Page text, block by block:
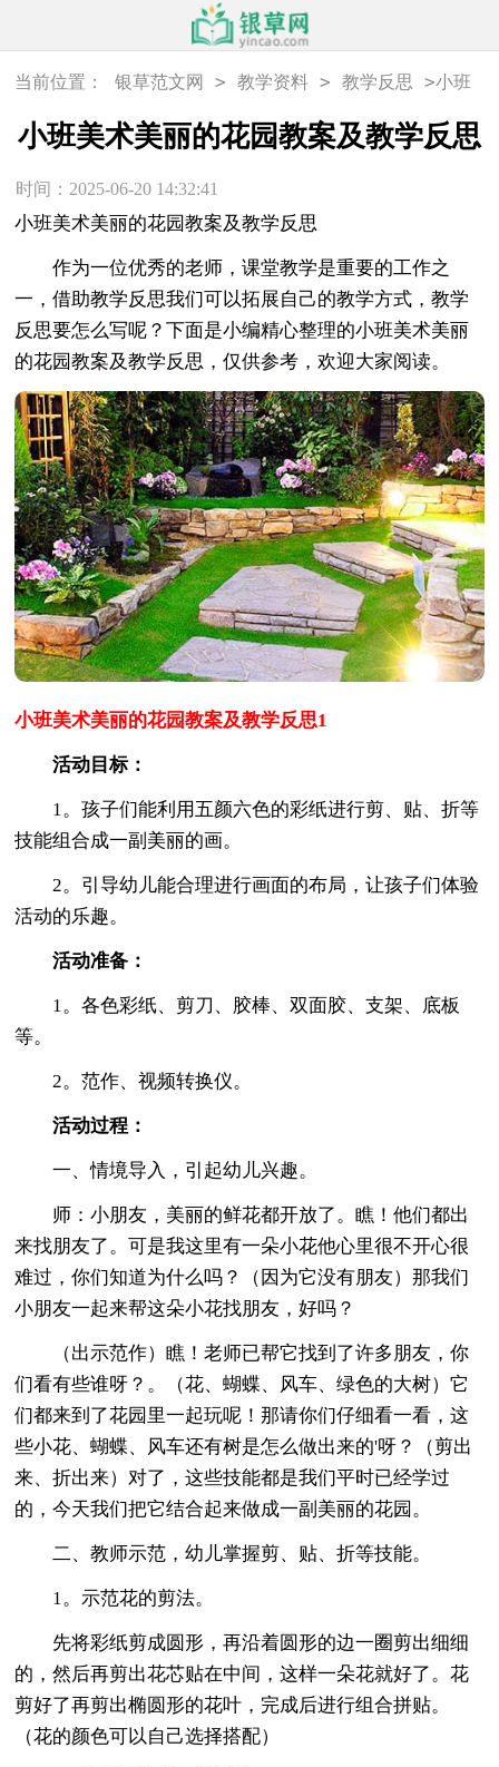
当前位置： 银草范文网 > 教学资料 > 教学反思 >小班
美术美丽的花园教案及教学反思
小班美术美丽的花园教案及教学反思
时间：2025-06-20 14:32:41
小班美术美丽的花园教案及教学反思
作为一位优秀的老师，课堂教学是重要的工作之
一，借助教学反思我们可以拓展自己的教学方式，教学
反思要怎么写呢？下面是小编精心整理的小班美术美丽
的花园教案及教学反思，仅供参考，欢迎大家阅读。
小班美术美丽的花园教案及教学反思1
活动目标：
1。孩子们能利用五颜六色的彩纸进行剪、贴、折等
技能组合成一副美丽的画。
2。引导幼儿能合理进行画面的布局，让孩子们体验
活动的乐趣。
活动准备：
1。各色彩纸、剪刀、胶棒、双面胶、支架、底板
等。
2。范作、视频转换仪。
活动过程：
一、情境导入，引起幼儿兴趣。
师：小朋友，美丽的鲜花都开放了。瞧！他们都出
来找朋友了。可是我这里有一朵小花他心里很不开心很
难过，你们知道为什么吗？（因为它没有朋友）那我们
小朋友一起来帮这朵小花找朋友，好吗？
（出示范作）瞧！老师已帮它找到了许多朋友，你
们看有些谁呀？。（花、蝴蝶、风车、绿色的大树）它
们都来到了花园里一起玩呢！那请你们仔细看一看，这
些小花、蝴蝶、风车还有树是怎么做出来的'呀？（剪出
来、折出来）对了，这些技能都是我们平时已经学过
的，今天我们把它结合起来做成一副美丽的花园。
二、教师示范，幼儿掌握剪、贴、折等技能。
1。示范花的剪法。
先将彩纸剪成圆形，再沿着圆形的边一圈剪出细细
的，然后再剪出花芯贴在中间，这样一朵花就好了。花
剪好了再剪出椭圆形的花叶，完成后进行组合拼贴。
（花的颜色可以自己选择搭配）